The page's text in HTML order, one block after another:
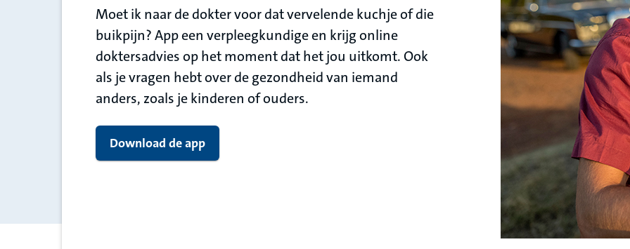
Moet ik naar de dokter voor dat vervelende kuchje of die
buikpijn? App een verpleegkundige en krijg online
doktersadvies op het moment dat het jou uitkomt. Ook
als je vragen hebt over de gezondheid van iemand
anders, zoals je kinderen of ouders.
Download de app